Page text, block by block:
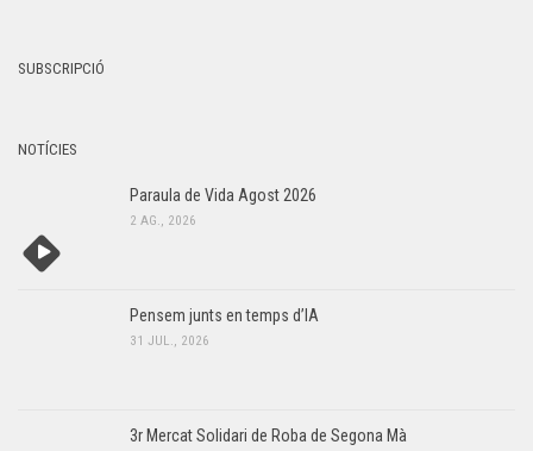
SUBSCRIPCIÓ
NOTÍCIES
Paraula de Vida Agost 2026
2 AG., 2026
Pensem junts en temps d’IA
31 JUL., 2026
3r Mercat Solidari de Roba de Segona Mà